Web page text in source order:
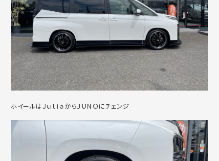
ホイールはＪｕｌｉａからＪＵＮＯにチェンジ